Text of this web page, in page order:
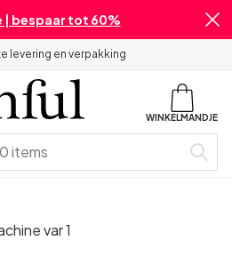
| bespaar tot 60%
levering en verpakking
WINKELMANDJE